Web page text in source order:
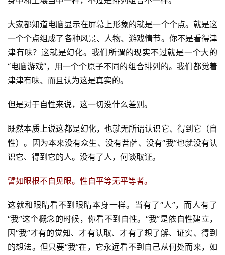
大家都知道电脑显示在屏幕上形象的就是一个个点。就是这
一个个点组成了各种风景、人物、游戏情节。你不是看得津
津有味？这就是幻化。我们所谓的现实不过就是一个大的
“电脑游戏”，用一个个原子不同的组合排列的。我们都觉着
津津有味、而且认为这是真实的。
但是对于自性来说，这一切没什么差别。
既然本质上说这都是幻化，也就无所谓认识它、得到它（自
性）。因为本来没有众生、没有菩萨、没有“我”也就没有认
识它、得到它的人。没有了人，何谈取证。
譬如眼根不自见眼。性自平等无平等者。
这就和眼睛看不到眼睛本身一样。当有了“人”，而人有了
“我”这个概念的时候，你看不到自性。“我”是依自性建立，
因“我”才有的觉知、才有认取、才有了想了解、证实、得到
的想法。但只要“我”在，它永远看不到自己从何处而来，如